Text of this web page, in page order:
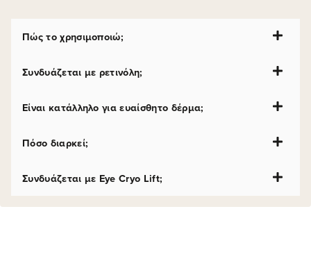
Πώς το χρησιμοποιώ;
Συνδυάζεται με ρετινόλη;
Είναι κατάλληλο για ευαίσθητο δέρμα;
Πόσο διαρκεί;
Συνδυάζεται με Eye Cryo Lift;